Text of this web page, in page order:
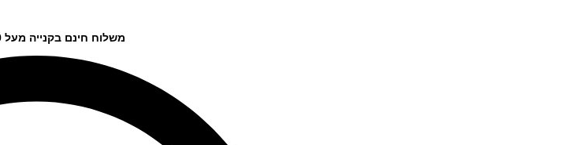
משלוח חינם בקנייה מעל 399 שקלים